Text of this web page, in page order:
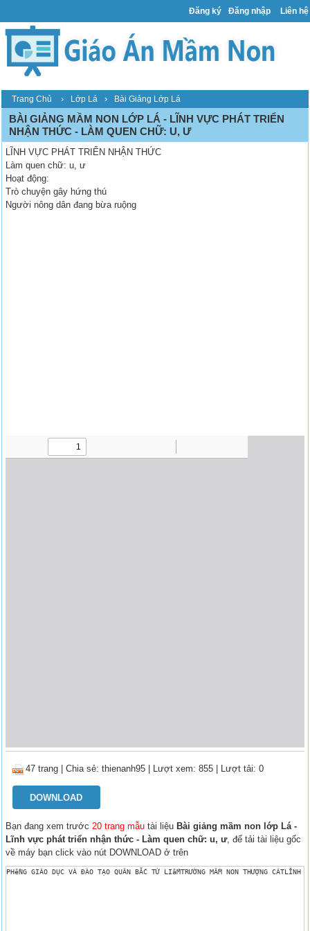
Đăng ký Đăng nhập Liên hệ
Trang Chủ › Lớp Lá › Bài Giảng Lớp Lá
BÀI GIẢNG MẦM NON LỚP LÁ - LĨNH VỰC PHÁT TRIỂN
NHẬN THỨC - LÀM QUEN CHỮ: U, Ư
LĨNH VỰC PHÁT TRIỂN NHẬN THỨC
Làm quen chữ: u, ư
Hoạt động:
Trò chuyện gây hứng thú
Người nông dân đang bừa ruộng
47 trang |Chia sẻ:thienanh95 | Lượt xem: 855 | Lượt tải: 0
DOWNLOAD
Bạn đang xem trước20 trang mẫu tài liệu Bài giảng mầm non lớp Lá -
Lĩnh vực phát triển nhận thức - Làm quen chữ: u, ư, để tải tài liệu gốc
về máy bạn click vào nút DOWNLOAD ở trên
PHềNG GIÁO DỤC VÀ ĐÀO TẠO QUÂN BẮC TỪ LIấMTRƯỜNG MẦM NON